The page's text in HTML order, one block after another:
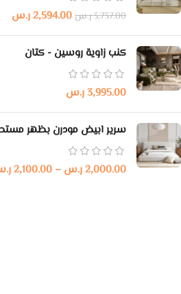
3,737.00ر.س2,594.00ر.س
كنب زاوية روسين - كتان
3,995.00ر.س
سرير ابيض مودرن بظهر
2,000.00ر.س –
2,100.00